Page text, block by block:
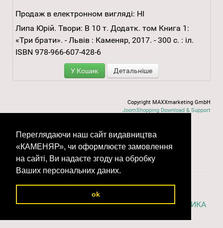
Переглядаючи наш сайт видавництва
«КАМЕНЯР», чи оформлюєте замовлення
на сайті, Ви надаєте згоду на обробку
Ваших персональних даних.
ok
Продаж в електронном вигляді: НІ
Липа Юрій. Твори: В 10 т. Додатк. том Книга 1:
«Три брати». - Львів : Каменяр, 2017. - 300 с. : іл.
ISBN 978-966-607-428-6
У Кошик Детальніше
Copyright MAXXmarketing GmbH
JoomShopping Download & Support
Кошик
Загальна СУМА: 0.00 грн.
До КОШИКА